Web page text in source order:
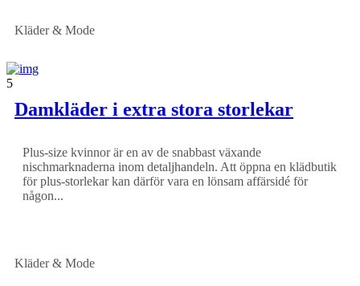
Kläder & Mode
5
Damkläder i extra stora storlekar
Plus-size kvinnor är en av de snabbast växande
nischmarknaderna inom detaljhandeln. Att öppna en klädbutik
för plus-storlekar kan därför vara en lönsam affärsidé för
någon...
Kläder & Mode